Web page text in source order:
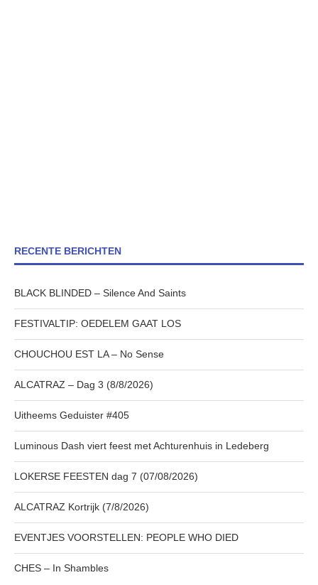
RECENTE BERICHTEN
BLACK BLINDED – Silence And Saints
FESTIVALTIP: OEDELEM GAAT LOS
CHOUCHOU EST LA – No Sense
ALCATRAZ – Dag 3 (8/8/2026)
Uitheems Geduister #405
Luminous Dash viert feest met Achturenhuis in Ledeberg
LOKERSE FEESTEN dag 7 (07/08/2026)
ALCATRAZ Kortrijk (7/8/2026)
EVENTJES VOORSTELLEN: PEOPLE WHO DIED
CHES – In Shambles